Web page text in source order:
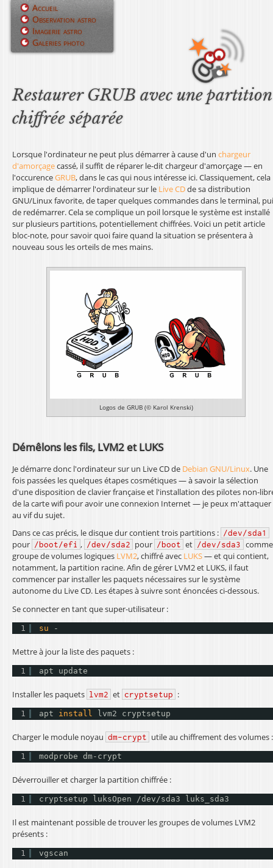
Jump to navigation
Restaurer GRUB avec une partition
chiffrée séparée
Lorsque l'ordinateur ne peut plus démarrer à cause d'un chargeur
d'amorçagecassé, il suffit de réparer le-dit chargeur d'amorçage — en
l'occurenceGRUB, dans le cas qui nous intéresse ici. Classiquement, cela
implique de démarrer l'ordinateur sur le Live CDde sa distribution
GNU/Linux favorite, de taper quelques commandes dans le terminal,
de redémarrer. Cela se complique un poil lorsque le système est installé
sur plusieurs partitions, potentiellement chiffrées. Voici un petit article
bloc-note, pour savoir quoi faire quand la situation se présentera à
nouveau sous les orteils de mes mains.
Logos de GRUB (© Karol Krenski)
Démêlons les fils, LVM2 et LUKS
Je démarre donc l'ordinateur sur un Live CD de Debian GNU/Linux. Une
fois passées les quelques étapes cosmétiques — à savoir la sélection
d'une disposition de clavier française et l'installation des pilotes non-
de la carte wifi pour avoir une connexion Internet — je peux m'attaquer
au vif du sujet.
Dans ce cas précis, le disque dur contient trois partitions : /dev/sda1
pour /boot/efi , /dev/sda2 pour /boot et /dev/sda3 comme
groupe de volumes logiques LVM2, chiffré avec LUKS— et qui contient,
notamment, la partition racine. Afin de gérer LVM2 et LUKS, il faut
commencer par installer les paquets nécessaires sur le système
autonome du Live CD. Les étapes à suivre sont énoncées ci-dessous.
Se connecter en tant que super-utilisateur :
1 su -
Mettre à jour la liste des paquets :
1 apt update
Installer les paquets lvm2 et cryptsetup :
1 apt install lvm2 cryptsetup
Charger le module noyau dm-crypt utile au chiffrement des volumes :
1 modprobe dm-crypt
Déverrouiller et charger la partition chiffrée :
1 cryptsetup luksOpen /dev/sda3 luks_sda3
Il est maintenant possible de trouver les groupes de volumes LVM2
présents :
1 vgscan
M
u
p
i
n
c
i
p
Accueil
Observation astro
Imagerie astro
Galeries photo